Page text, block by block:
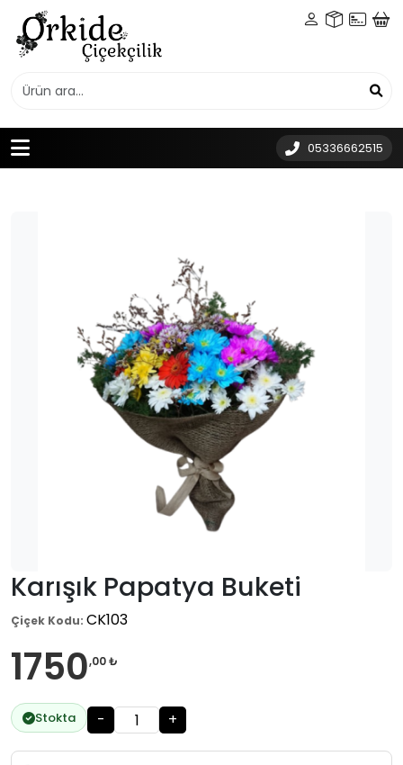
05336662515
Karışık Papatya Buketi
Çiçek Kodu: CK103
1750,00 ₺
Stokta - +